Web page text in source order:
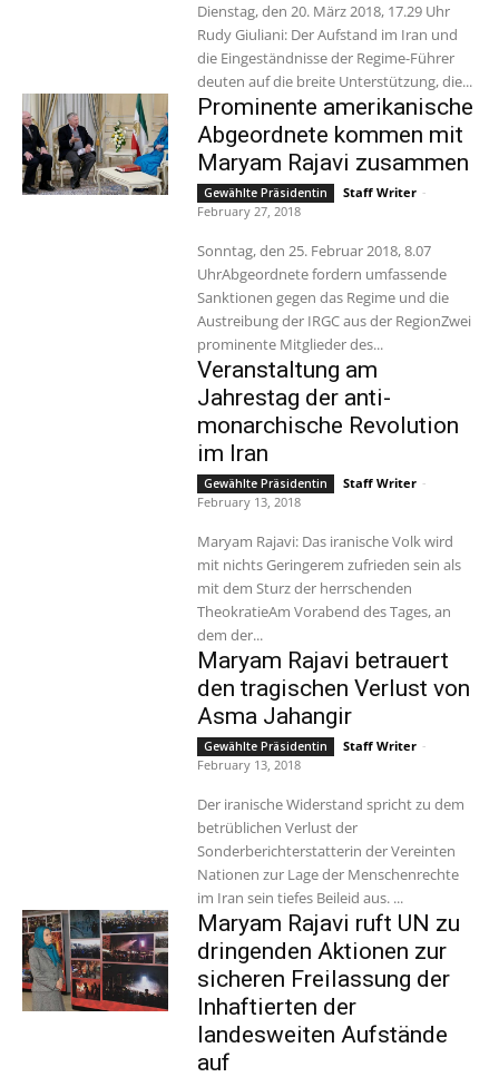
Dienstag, den 20. März 2018, 17.29 Uhr
Rudy Giuliani: Der Aufstand im Iran und
die Eingeständnisse der Regime-Führer
deuten auf die breite Unterstützung, die...
Prominente amerikanische
Abgeordnete kommen mit
Maryam Rajavi zusammen
Gewählte Präsidentin Staff Writer -
February 27, 2018
Sonntag, den 25. Februar 2018, 8.07
UhrAbgeordnete fordern umfassende
Sanktionen gegen das Regime und die
Austreibung der IRGC aus der RegionZwei
prominente Mitglieder des...
Veranstaltung am
Jahrestag der anti-
monarchische Revolution
im Iran
Gewählte Präsidentin Staff Writer -
February 13, 2018
Maryam Rajavi: Das iranische Volk wird
mit nichts Geringerem zufrieden sein als
mit dem Sturz der herrschenden
TheokratieAm Vorabend des Tages, an
dem der...
Maryam Rajavi betrauert
den tragischen Verlust von
Asma Jahangir
Gewählte Präsidentin Staff Writer -
February 13, 2018
Der iranische Widerstand spricht zu dem
betrüblichen Verlust der
Sonderberichterstatterin der Vereinten
Nationen zur Lage der Menschenrechte
im Iran sein tiefes Beileid aus. ...
Maryam Rajavi ruft UN zu
dringenden Aktionen zur
sicheren Freilassung der
Inhaftierten der
landesweiten Aufstände
auf